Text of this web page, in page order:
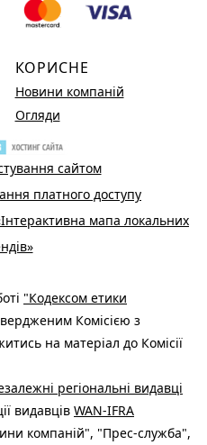
КОРИСНЕ
Новини компаній
Огляди
сайтом
платного доступу
мапа локальних
"Кодексом етики
Комісією з
на матеріал до Комісії
регіональні видавці
видавців WAN-IFRA
компаній", "Прес-служба",